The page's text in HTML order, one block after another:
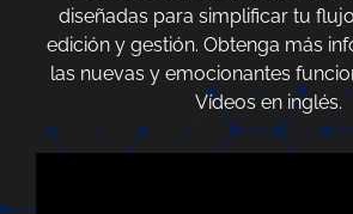
diseñadas para simplificar tu
edición y gestión. Obtenga más
las nuevas y emocionantes
Vídeos en inglés.